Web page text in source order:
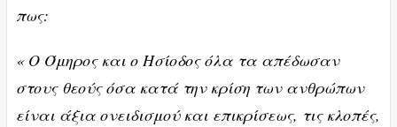
πως:
« Ο Όμηρος και ο Ησίοδος όλα τα απέδωσαν
στους θεούς όσα κατά την κρίση των ανθρώπων
είναι άξια ονειδισμού και επικρίσεως, τις κλοπές,